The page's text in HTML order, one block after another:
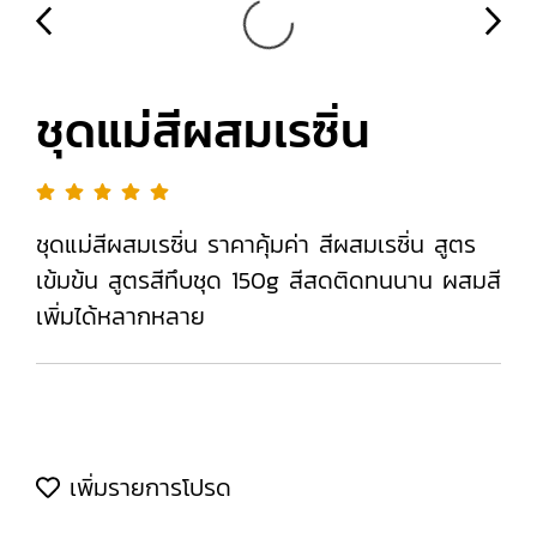
ชุดแม่สีผสมเรซิ่น
ชุดแม่สีผสมเรซิ่น ราคาคุ้มค่า สีผสมเรซิ่น สูตร
เข้มข้น สูตรสีทึบชุด 150g สีสดติดทนนาน ผสมสี
เพิ่มได้หลากหลาย
เพิ่มรายการโปรด